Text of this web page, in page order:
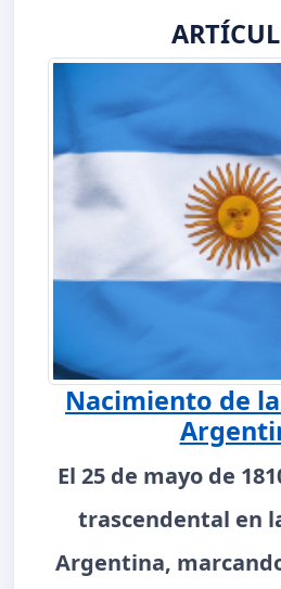
Nacimiento de
El 25 de mayo de
trascendental en
Argentina,